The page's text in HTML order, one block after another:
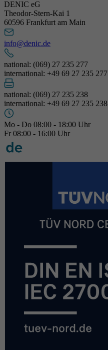
DENIC eG
Theodor-Stern-Kai 1
60596 Frankfurt am Main
info@denic.de
national: (069) 27 235 277
international: +49 69 27 235 277
national: (069) 27 235 238
international: +49 69 27 235 238
Mo - Do 08:00 - 18:00 Uhr
Fr 08:00 - 16:00 Uhr